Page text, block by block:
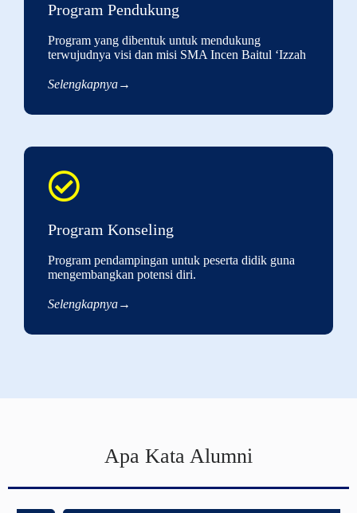
Program Pendukung
Program yang dibentuk untuk mendukung
terwujudnya visi dan misi SMA Incen Baitul ‘Izzah
Selengkapnya→
Program Konseling
Program pendampingan untuk peserta didik guna
mengembangkan potensi diri.
Selengkapnya→
Apa Kata Alumni